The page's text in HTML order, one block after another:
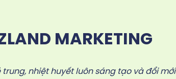
MARKETING
trung, nhiệt huyết luôn sáng tạo và đổi mới